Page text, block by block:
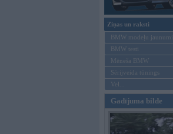
Ziņas un raksti
BMW modeļu jaunumi
BMW testi
Mēneša BMW
Sērijveida tūnings
Vel...
Gadījuma bilde